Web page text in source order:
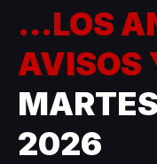
...LOS
AVISOS
2026